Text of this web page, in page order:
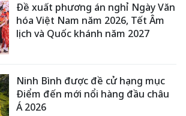
Đề xuất phương án nghỉ Ngày Văn
hóa Việt Nam năm 2026, Tết Âm
lịch và Quốc khánh năm 2027
Ninh Bình được đề cử hạng mục
Điểm đến mới nổi hàng đầu châu
Á 2026